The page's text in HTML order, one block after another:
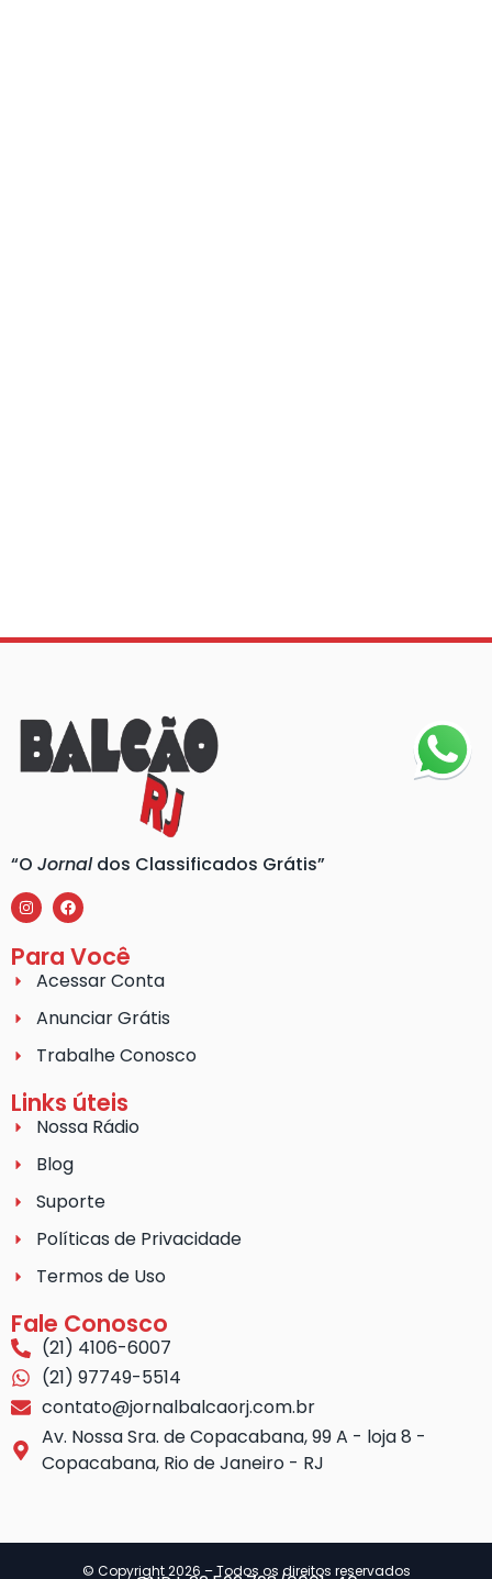
“O Jornaldos Classificados Grátis”
Para Você
Acessar Conta
Anunciar Grátis
Trabalhe Conosco
Links úteis
Nossa Rádio
Blog
Suporte
Políticas de Privacidade
Termos de Uso
Fale Conosco
(21) 4106-6007
(21) 97749-5514
contato@jornalbalcaorj.com.br
Av. Nossa Sra. de Copacabana, 99 A - loja 8 -
Copacabana, Rio de Janeiro - RJ
© Copyright 2026 – Todos os direitos reservados